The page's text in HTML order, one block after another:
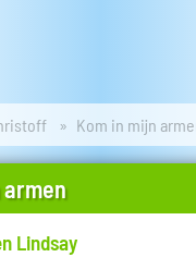
Kom in mijn
armen
Lindsay